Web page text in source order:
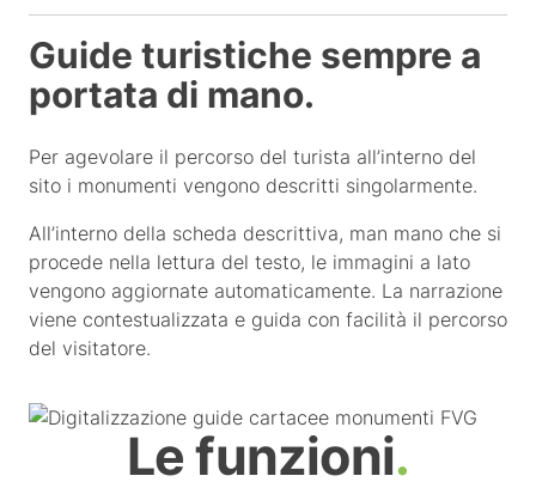
Guide turistiche sempre a
portata di mano.
Per agevolare il percorso del turista all’interno del
sito i monumenti vengono descritti singolarmente.
All’interno della scheda descrittiva, man mano che si
procede nella lettura del testo, le immagini a lato
vengono aggiornate automaticamente. La narrazione
viene contestualizzata e guida con facilità il percorso
del visitatore.
Le funzioni.